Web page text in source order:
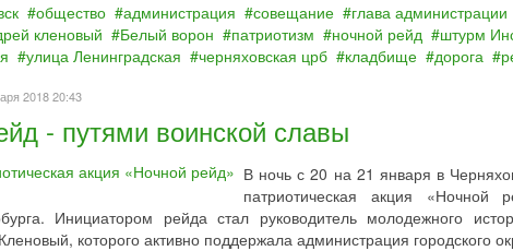
общество администрация совещание глава администрации
кленовый Белый ворон патриотизм ночной рейд штурм
улица Ленинградская черняховская црб кладбище дорога
2018 20:43
- путями воинской славы
В ночь с 20 на 21 января в
патриотическая акция «Ночной
Инициатором рейда стал руководитель молодежного
которого активно поддержала администрация городского